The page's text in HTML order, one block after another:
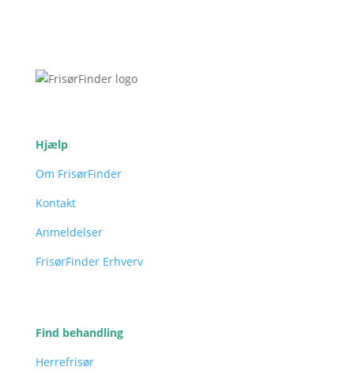
Hjælp
Om FrisørFinder
Kontakt
Anmeldelser
FrisørFinder Erhverv
Find behandling
Herrefrisør